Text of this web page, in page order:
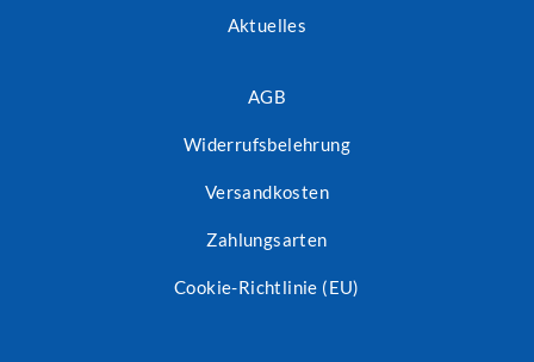
Aktuelles
AGB
Widerrufsbelehrung
Versandkosten
Zahlungsarten
Cookie-Richtlinie (EU)